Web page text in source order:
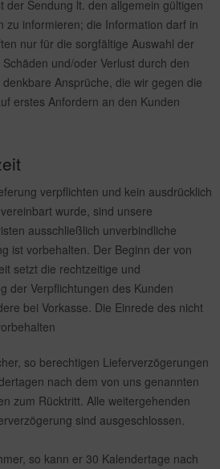
der Sendung lt. den allgemein gültigen
zu informieren; die Information darf in
nur für die sorgfältige Auswahl der
und/oder Verlust durch den
Ansprüche, die wir gegen die
erstes Anfordern an den Kunden
verpflichten und kein ausdrücklich
wurde, sind unsere
ausschließlich unverbindliche
ist vorbehalten. Der Beginn der von
setzt die rechtzeitige und
der Verpflichtungen des Kunden
bei Vorkasse. Die Einrede des nicht
so berechtigen Lieferverzögerungen
nach dem von uns genannten
zum Rücktritt. Alle weitergehenden
sind ausgeschlossen.
so kann er 30 Kalendertage nach